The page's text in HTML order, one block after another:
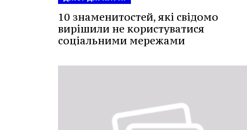
10 знаменитостей, які свідомо
вирішили не користуватися
соціальними мережами